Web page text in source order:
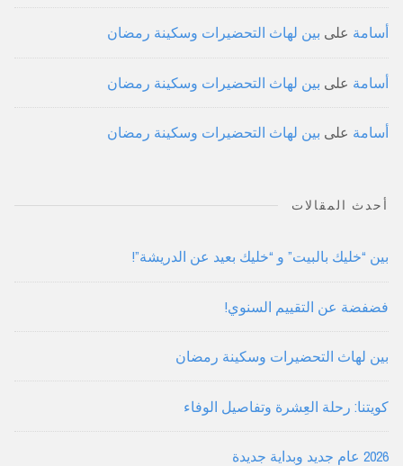
أسامة على بين لهاث التحضيرات وسكينة رمضان
أسامة على بين لهاث التحضيرات وسكينة رمضان
أسامة على بين لهاث التحضيرات وسكينة رمضان
أحدث المقالات
بين “خليك بالبيت” و “خليك بعيد عن الدريشة”!
فضفضة عن التقييم السنوي!
بين لهاث التحضيرات وسكينة رمضان
كويتنا: رحلة العِشرة وتفاصيل الوفاء
2026 عام جديد وبداية جديدة